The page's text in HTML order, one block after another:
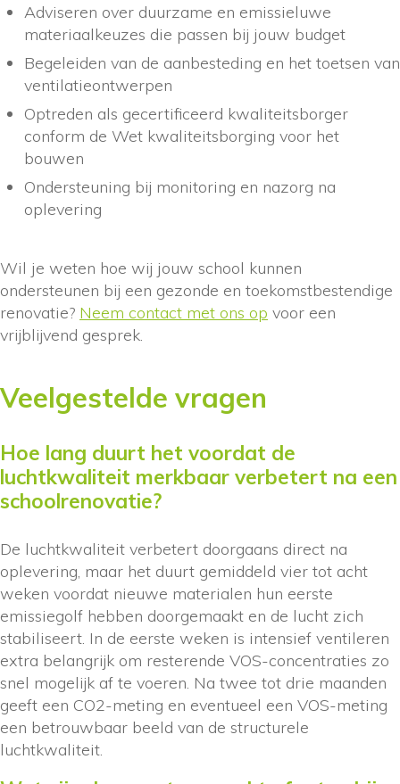
Adviseren over duurzame en emissieluwe
materiaalkeuzes die passen bij jouw budget
Begeleiden van de aanbesteding en het toetsen van
ventilatieontwerpen
Optreden als gecertificeerd kwaliteitsborger
conform de Wet kwaliteitsborging voor het
bouwen
Ondersteuning bij monitoring en nazorg na
oplevering
Wil je weten hoe wij jouw school kunnen
ondersteunen bij een gezonde en toekomstbestendige
renovatie? Neem contact met ons op voor een
vrijblijvend gesprek.
Veelgestelde vragen
Hoe lang duurt het voordat de
luchtkwaliteit merkbaar verbetert na een
schoolrenovatie?
De luchtkwaliteit verbetert doorgaans direct na
oplevering, maar het duurt gemiddeld vier tot acht
weken voordat nieuwe materialen hun eerste
emissiegolf hebben doorgemaakt en de lucht zich
stabiliseert. In de eerste weken is intensief ventileren
extra belangrijk om resterende VOS-concentraties zo
snel mogelijk af te voeren. Na twee tot drie maanden
geeft een CO2-meting en eventueel een VOS-meting
een betrouwbaar beeld van de structurele
luchtkwaliteit.